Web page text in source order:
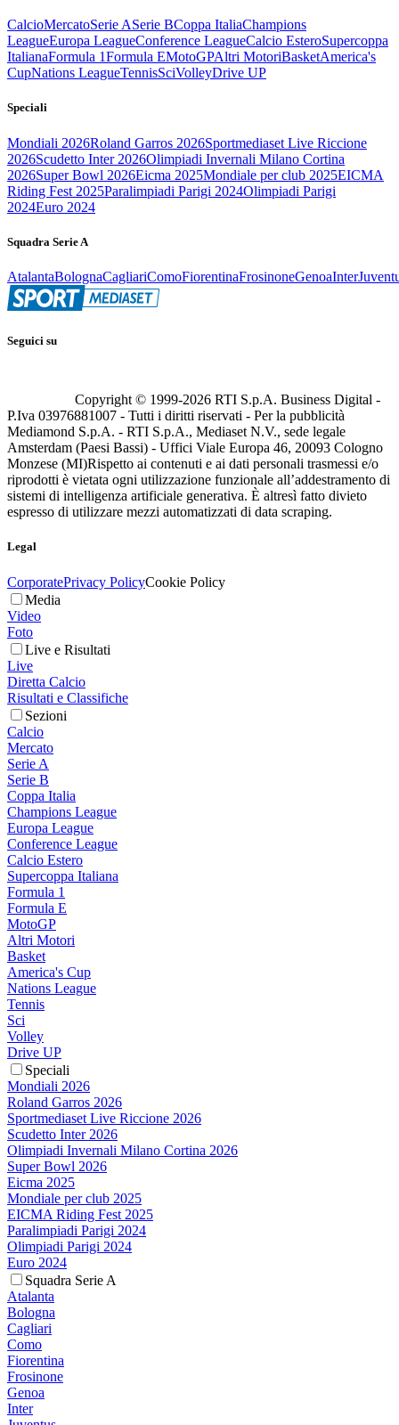
CalcioMercatoSerie ASerie BCoppa ItaliaChampions
LeagueEuropa LeagueConference LeagueCalcio EsteroSupercoppa
ItalianaFormula 1Formula EMotoGPAltri MotoriBasketAmerica's
CupNations LeagueTennisSciVolleyDrive UP
Speciali
Mondiali 2026Roland Garros 2026Sportmediaset Live Riccione
2026Scudetto Inter 2026Olimpiadi Invernali Milano Cortina
2026Super Bowl 2026Eicma 2025Mondiale per club 2025EICMA
Riding Fest 2025Paralimpiadi Parigi 2024Olimpiadi Parigi
2024Euro 2024
Squadra Serie A
AtalantaBolognaCagliariComoFiorentinaFrosinoneGenoaInter
Seguici su
Copyright © 1999-2026 RTI S.p.A. Business Digital -
P.Iva 03976881007 - Tutti i diritti riservati - Per la pubblicità
Mediamond S.p.A. - RTI S.p.A., Mediaset N.V., sede legale
Amsterdam (Paesi Bassi) - Uffici Viale Europa 46, 20093 Cologno
Monzese (MI)Rispetto ai contenuti e ai dati personali trasmessi e/o
riprodotti è vietata ogni utilizzazione funzionale all’addestramento di
sistemi di intelligenza artificiale generativa. È altresì fatto divieto
espresso di utilizzare mezzi automatizzati di data scraping.
Legal
CorporatePrivacy PolicyCookie Policy
Media
Video
Foto
Live e Risultati
Live
Diretta Calcio
Risultati e Classifiche
Sezioni
Calcio
Mercato
Serie A
Serie B
Coppa Italia
Champions League
Europa League
Conference League
Calcio Estero
Supercoppa Italiana
Formula 1
Formula E
MotoGP
Altri Motori
Basket
America's Cup
Nations League
Tennis
Sci
Volley
Drive UP
Speciali
Mondiali 2026
Roland Garros 2026
Sportmediaset Live Riccione 2026
Scudetto Inter 2026
Olimpiadi Invernali Milano Cortina 2026
Super Bowl 2026
Eicma 2025
Mondiale per club 2025
EICMA Riding Fest 2025
Paralimpiadi Parigi 2024
Olimpiadi Parigi 2024
Euro 2024
Squadra Serie A
Atalanta
Bologna
Cagliari
Como
Fiorentina
Frosinone
Genoa
Inter